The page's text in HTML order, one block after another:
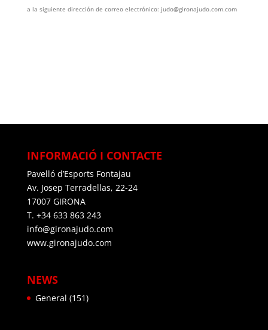
a la siguiente dirección de correo electrónico: judo@gironajudo.com.com
INFORMACIÓ I CONTACTE
Pavelló d’Esports Fontajau
Av. Josep Terradellas, 22-24
17007 GIRONA
T. +34 633 863 243
info@gironajudo.com
www.gironajudo.com
NEWS
General (151)